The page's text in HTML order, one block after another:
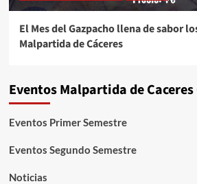
El Mes del Gazpacho llena de sabor
Malpartida de Cáceres
Eventos Malpartida de Caceres
Eventos Primer Semestre
Eventos Segundo Semestre
Noticias